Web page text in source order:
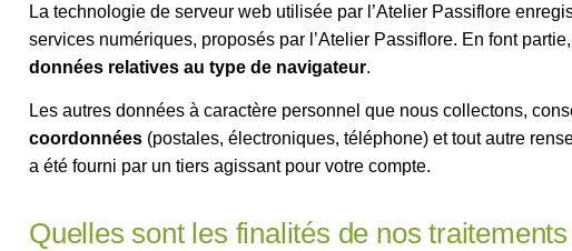
La technologie de serveur web utilisée par l’Atelier Passiflore
services numériques, proposés par l’Atelier Passiflore. En font
données relatives au type de navigateur.
Les autres données à caractère personnel que nous collectons,
coordonnées (postales, électroniques, téléphone) et tout autre
a été fourni par un tiers agissant pour votre compte.
Quelles sont les finalités de nos